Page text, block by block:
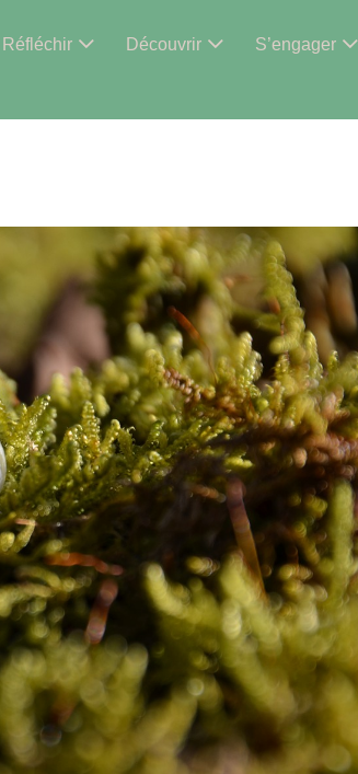
Réfléchir Découvrir S’engager